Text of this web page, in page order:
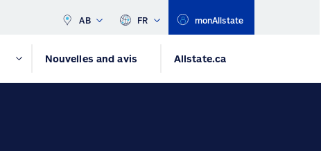
AB FR monAllstate
Nouvelles and avis Allstate.ca